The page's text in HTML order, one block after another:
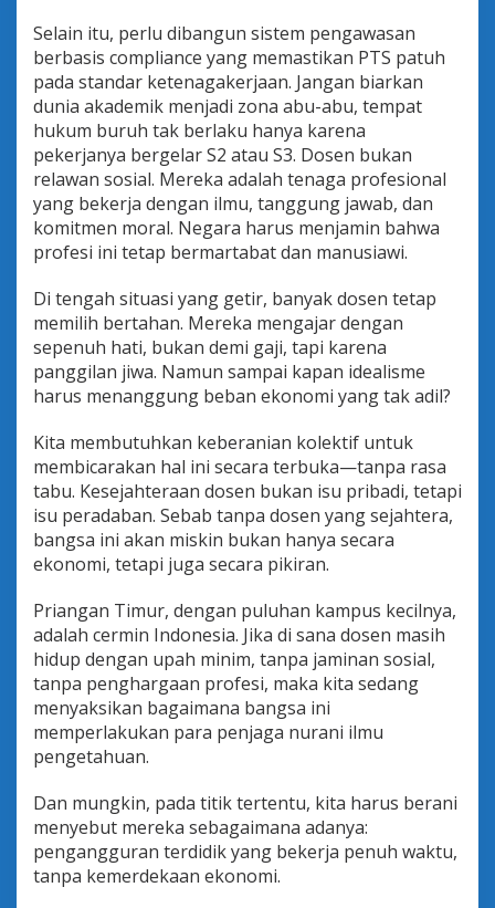
Selain itu, perlu dibangun sistem pengawasan
berbasis compliance yang memastikan PTS patuh
pada standar ketenagakerjaan. Jangan biarkan
dunia akademik menjadi zona abu-abu, tempat
hukum buruh tak berlaku hanya karena
pekerjanya bergelar S2 atau S3. Dosen bukan
relawan sosial. Mereka adalah tenaga profesional
yang bekerja dengan ilmu, tanggung jawab, dan
komitmen moral. Negara harus menjamin bahwa
profesi ini tetap bermartabat dan manusiawi.
Di tengah situasi yang getir, banyak dosen tetap
memilih bertahan. Mereka mengajar dengan
sepenuh hati, bukan demi gaji, tapi karena
panggilan jiwa. Namun sampai kapan idealisme
harus menanggung beban ekonomi yang tak adil?
Kita membutuhkan keberanian kolektif untuk
membicarakan hal ini secara terbuka—tanpa rasa
tabu. Kesejahteraan dosen bukan isu pribadi, tetapi
isu peradaban. Sebab tanpa dosen yang sejahtera,
bangsa ini akan miskin bukan hanya secara
ekonomi, tetapi juga secara pikiran.
Priangan Timur, dengan puluhan kampus kecilnya,
adalah cermin Indonesia. Jika di sana dosen masih
hidup dengan upah minim, tanpa jaminan sosial,
tanpa penghargaan profesi, maka kita sedang
menyaksikan bagaimana bangsa ini
memperlakukan para penjaga nurani ilmu
pengetahuan.
Dan mungkin, pada titik tertentu, kita harus berani
menyebut mereka sebagaimana adanya:
pengangguran terdidik yang bekerja penuh waktu,
tanpa kemerdekaan ekonomi.